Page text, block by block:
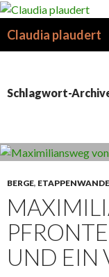
Claudia plaudert
Schlagwort-
BERGE,
UND EIN